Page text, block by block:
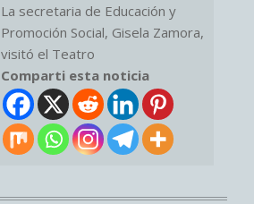
La secretaria de Educación y
Promoción Social, Gisela Zamora,
visitó el Teatro
Comparti esta noticia